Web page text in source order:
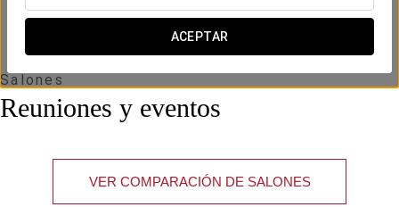
ACEPTAR
Salones
Reuniones y eventos
VER COMPARACIÓN DE SALONES